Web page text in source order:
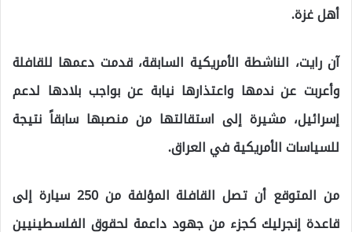
أهل غزة.
آن رايت، الناشطة الأمريكية السابقة، قدمت دعمها للقافلة
وأعربت عن ندمها واعتذارها نيابة عن بواجب بلادها لدعم
إسرائيل، مشيرة إلى استقالتها من منصبها سابقاً نتيجة
للسياسات الأمريكية في العراق.
من المتوقع أن تصل القافلة المؤلفة من 250 سيارة إلى
قاعدة إنجرليك كجزء من جهود داعمة لحقوق الفلسطينيين